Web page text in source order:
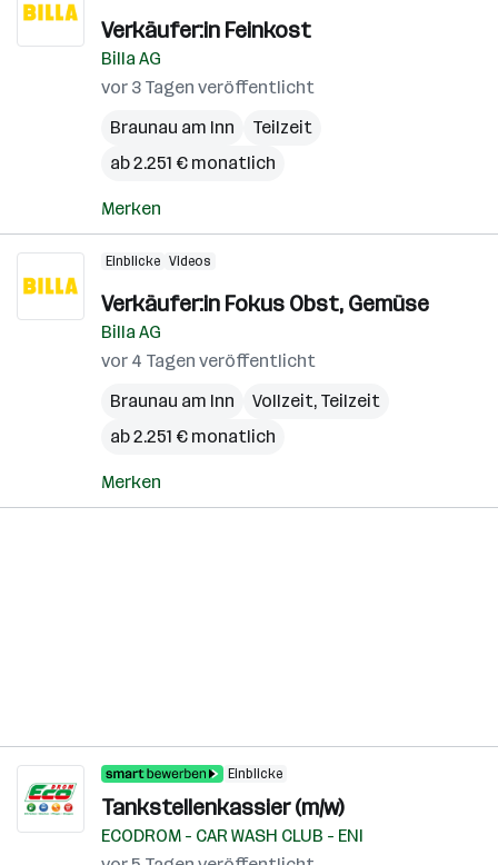
Verkäufer:in Feinkost
Billa AG
vor 3 Tagen veröffentlicht
Braunau am Inn
Teilzeit
ab 2.251 € monatlich
Merken
Einblicke Videos
Verkäufer:in Fokus Obst, Gemüse
Billa AG
vor 4 Tagen veröffentlicht
Braunau am Inn
Vollzeit, Teilzeit
ab 2.251 € monatlich
Merken
Einblicke
Tankstellenkassier (m/w)
ECODROM - CAR WASH CLUB - ENI